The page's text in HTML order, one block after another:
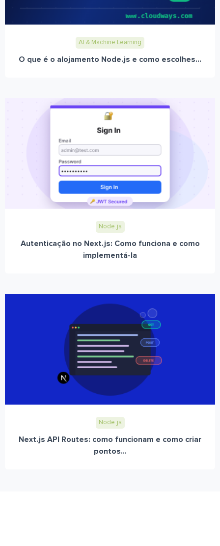
AI & Machine Learning
O que é o alojamento Node.js e como escolhes...
Node.js
Autenticação no Next.js: Como funciona e como
implementá-la
Node.js
Next.js API Routes: como funcionam e como criar
pontos...